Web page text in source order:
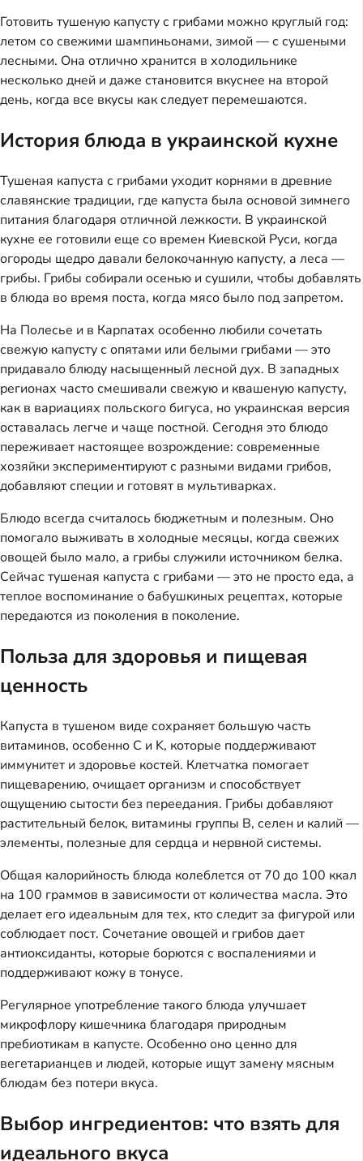
Готовить тушеную капусту с грибами можно круглый год:
летом со свежими шампиньонами, зимой — с сушеными
лесными. Она отлично хранится в холодильнике
несколько дней и даже становится вкуснее на второй
день, когда все вкусы как следует перемешаются.
История блюда в украинской кухне
Тушеная капуста с грибами уходит корнями в древние
славянские традиции, где капуста была основой зимнего
питания благодаря отличной лежкости. В украинской
кухне ее готовили еще со времен Киевской Руси, когда
огороды щедро давали белокочанную капусту, а леса —
грибы. Грибы собирали осенью и сушили, чтобы добавлять
в блюда во время поста, когда мясо было под запретом.
На Полесье и в Карпатах особенно любили сочетать
свежую капусту с опятами или белыми грибами — это
придавало блюду насыщенный лесной дух. В западных
регионах часто смешивали свежую и квашеную капусту,
как в вариациях польского бигуса, но украинская версия
оставалась легче и чаще постной. Сегодня это блюдо
переживает настоящее возрождение: современные
хозяйки экспериментируют с разными видами грибов,
добавляют специи и готовят в мультиварках.
Блюдо всегда считалось бюджетным и полезным. Оно
помогало выживать в холодные месяцы, когда свежих
овощей было мало, а грибы служили источником белка.
Сейчас тушеная капуста с грибами — это не просто еда, а
теплое воспоминание о бабушкиных рецептах, которые
передаются из поколения в поколение.
Польза для здоровья и пищевая
ценность
Капуста в тушеном виде сохраняет большую часть
витаминов, особенно C и K, которые поддерживают
иммунитет и здоровье костей. Клетчатка помогает
пищеварению, очищает организм и способствует
ощущению сытости без переедания. Грибы добавляют
растительный белок, витамины группы B, селен и калий —
элементы, полезные для сердца и нервной системы.
Общая калорийность блюда колеблется от 70 до 100 ккал
на 100 граммов в зависимости от количества масла. Это
делает его идеальным для тех, кто следит за фигурой или
соблюдает пост. Сочетание овощей и грибов дает
антиоксиданты, которые борются с воспалениями и
поддерживают кожу в тонусе.
Регулярное употребление такого блюда улучшает
микрофлору кишечника благодаря природным
пребиотикам в капусте. Особенно оно ценно для
вегетарианцев и людей, которые ищут замену мясным
блюдам без потери вкуса.
Выбор ингредиентов: что взять для
идеального вкуса